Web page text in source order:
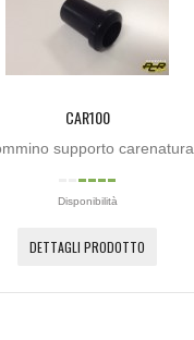
CAR100
supporto carenatura
Disponibilità
DETTAGLI PRODOTTO